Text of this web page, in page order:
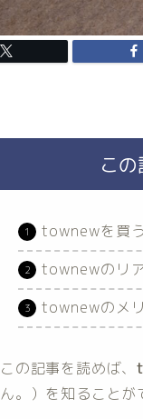
こ
townewを買
townewのリ
townewのメ
この記事を読めば、
ん。）を知ることが